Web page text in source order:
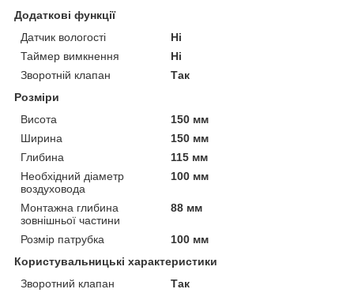
Додаткові функції
Датчик вологості
Ні
Таймер вимкнення
Ні
Зворотній клапан
Так
Розміри
Висота
150 мм
Ширина
150 мм
Глибина
115 мм
Необхідний діаметр
воздуховода
100 мм
Монтажна глибина
зовнішньої частини
88 мм
Розмір патрубка
100 мм
Користувальницькі характеристики
Зворотний клапан
Так